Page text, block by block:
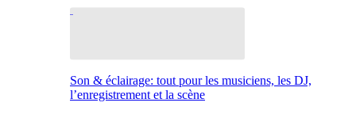
Son & éclairage: tout pour les musiciens, les DJ,
l’enregistrement et la scène